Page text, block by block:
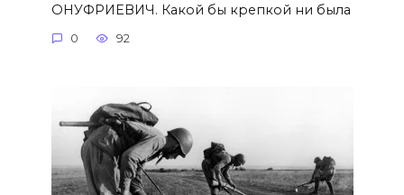
ОНУФРИЕВИЧ. Какой бы крепкой ни была
0 92